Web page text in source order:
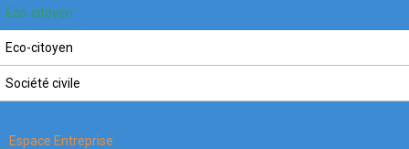
Eco-citoyen
Eco-citoyen
Société civile
Espace Entreprise